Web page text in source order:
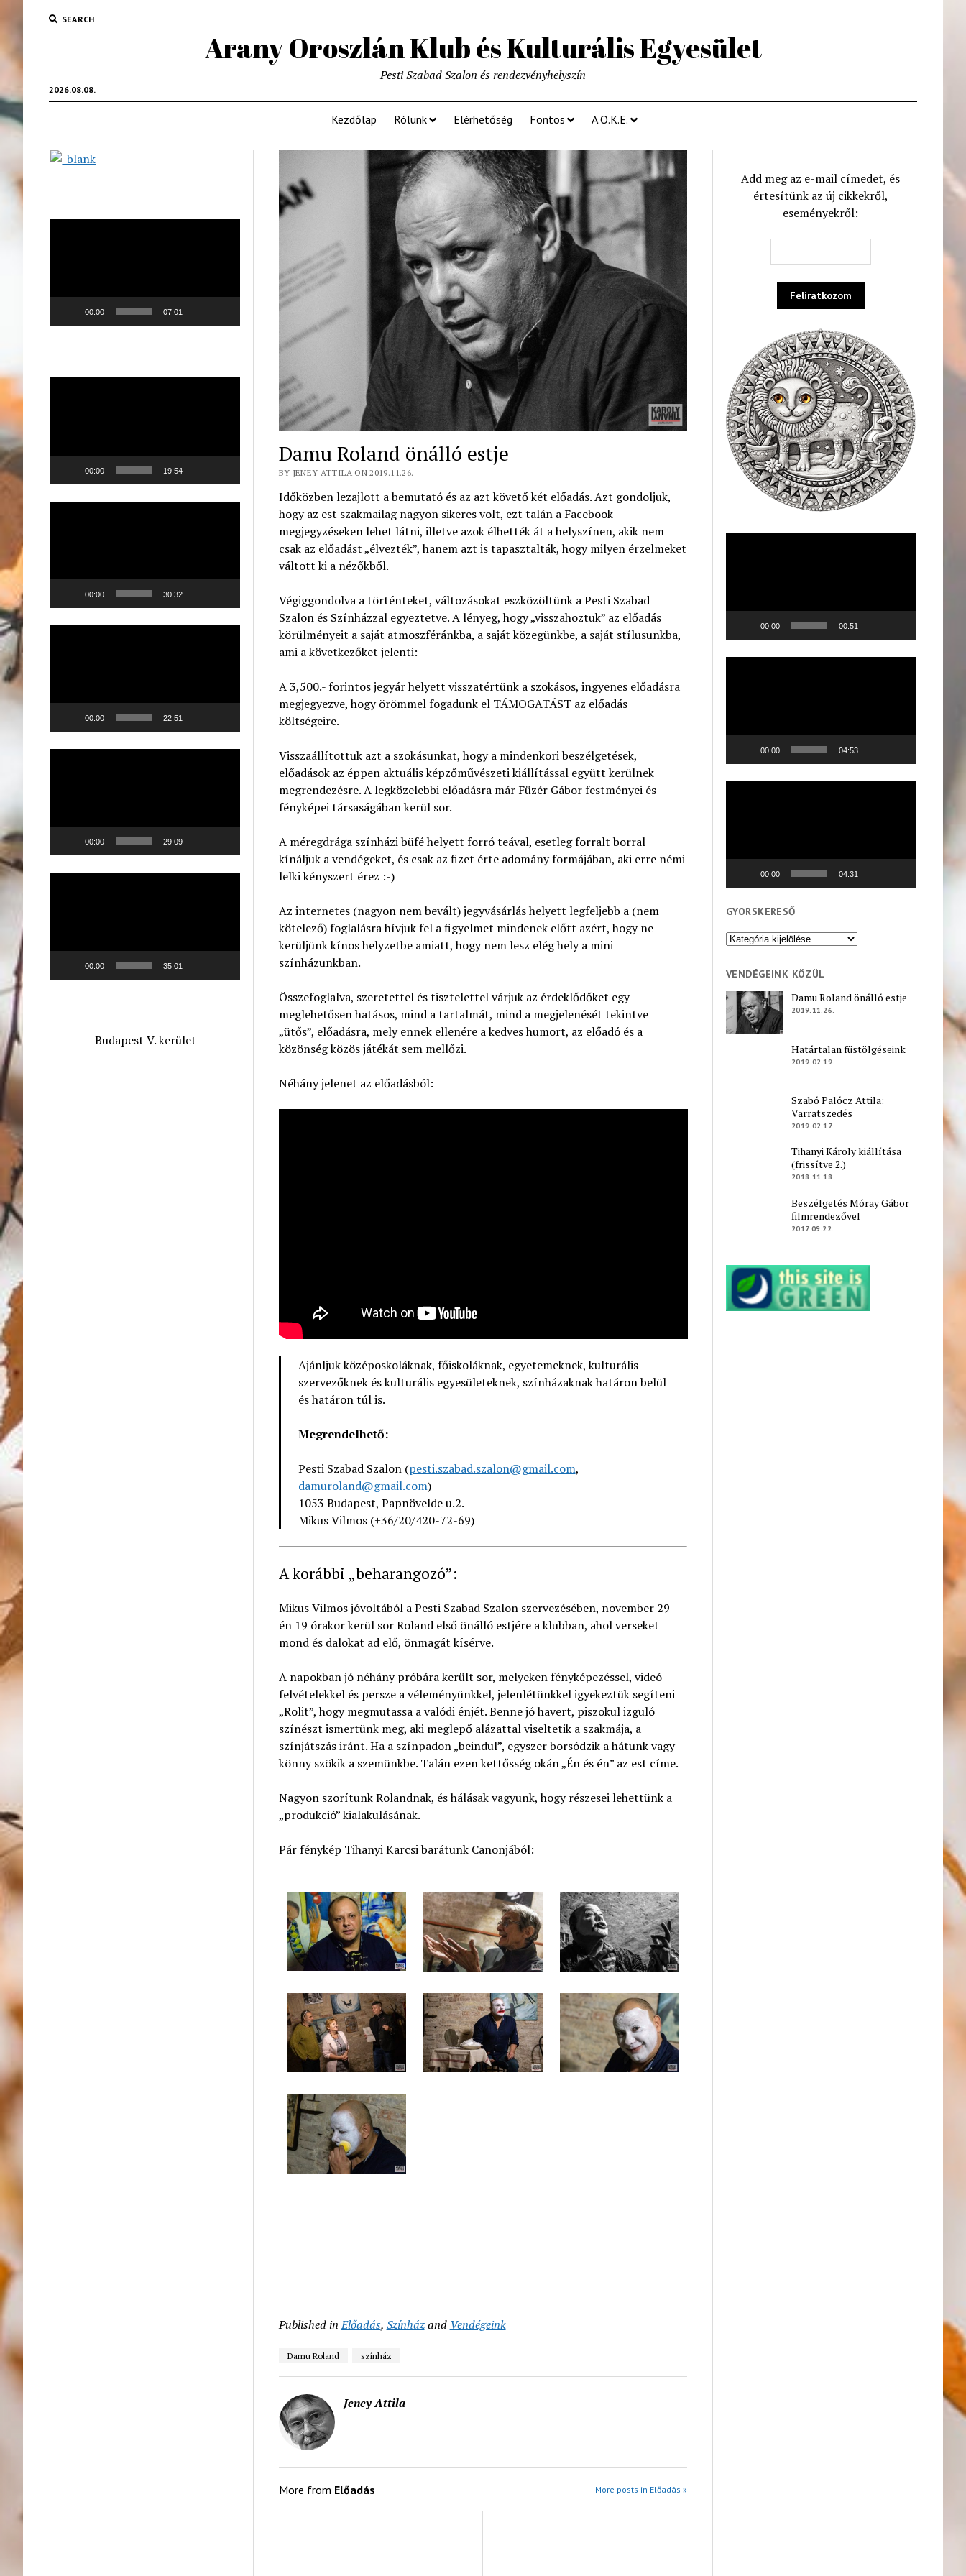
SEARCH
Arany Oroszlán Klub és Kulturális Egyesület
2026.08.08.
Pesti Szabad Szalon és rendezvényhelyszín
Kezdőlap Rólunk Elérhetőség Fontos A.O.K.E.
00:00 07:01
00:00 19:54
00:00 30:32
00:00 22:51
00:00 29:09
00:00 35:01
Budapest V. kerület
Damu Roland önálló estje
BY JENEY ATTILA ON 2019.11.26.
Időközben lezajlott a bemutató és az azt követő két előadás. Azt gondoljuk,
hogy az est szakmailag nagyon sikeres volt, ezt talán a Facebook
megjegyzéseken lehet látni, illetve azok élhették át a helyszínen, akik nem
csak az előadást „élvezték”, hanem azt is tapasztalták, hogy milyen érzelmeket
váltott ki a nézőkből.
Végiggondolva a történteket, változásokat eszközöltünk a Pesti Szabad
Szalon és Színházzal egyeztetve. A lényeg, hogy „visszahoztuk” az előadás
körülményeit a saját atmoszféránkba, a saját közegünkbe, a saját stílusunkba,
ami a következőket jelenti:
A 3,500.- forintos jegyár helyett visszatértünk a szokásos, ingyenes előadásra
megjegyezve, hogy örömmel fogadunk el TÁMOGATÁST az előadás
költségeire.
Visszaállítottuk azt a szokásunkat, hogy a mindenkori beszélgetések,
előadások az éppen aktuális képzőművészeti kiállítással együtt kerülnek
megrendezésre. A legközelebbi előadásra már Füzér Gábor festményei és
fényképei társaságában kerül sor.
A méregdrága színházi büfé helyett forró teával, esetleg forralt borral
kínáljuk a vendégeket, és csak az fizet érte adomány formájában, aki erre némi
lelki kényszert érez :-)
Az internetes (nagyon nem bevált) jegyvásárlás helyett legfeljebb a (nem
kötelező) foglalásra hívjuk fel a figyelmet mindenek előtt azért, hogy ne
kerüljünk kínos helyzetbe amiatt, hogy nem lesz elég hely a mini
színházunkban.
Összefoglalva, szeretettel és tisztelettel várjuk az érdeklődőket egy
meglehetősen hatásos, mind a tartalmát, mind a megjelenését tekintve
„ütős”, előadásra, mely ennek ellenére a kedves humort, az előadó és a
közönség közös játékát sem mellőzi.
Néhány jelenet az előadásból:
Ajánljuk középoskoláknak, főiskoláknak, egyetemeknek, kulturális
szervezőknek és kulturális egyesületeknek, színházaknak határon belül
és határon túl is.
Megrendelhető:
Pesti Szabad Szalon (pesti.szabad.szalon@gmail.com,
damuroland@gmail.com)
1053 Budapest, Papnövelde u.2.
Mikus Vilmos (+36/20/420-72-69)
A korábbi „beharangozó”:
Mikus Vilmos jóvoltából a Pesti Szabad Szalon szervezésében, november 29-
én 19 órakor kerül sor Roland első önálló estjére a klubban, ahol verseket
mond és dalokat ad elő, önmagát kísérve.
A napokban jó néhány próbára került sor, melyeken fényképezéssel, videó
felvételekkel és persze a véleményünkkel, jelenlétünkkel igyekeztük segíteni
„Rolit”, hogy megmutassa a valódi énjét. Benne jó havert, piszokul izguló
színészt ismertünk meg, aki meglepő alázattal viseltetik a szakmája, a
színjátszás iránt. Ha a színpadon „beindul”, egyszer borsódzik a hátunk vagy
könny szökik a szemünkbe. Talán ezen kettősség okán „Én és én” az est címe.
Nagyon szorítunk Rolandnak, és hálásak vagyunk, hogy részesei lehettünk a
„produkció” kialakulásának.
Pár fénykép Tihanyi Karcsi barátunk Canonjából:
Published in Előadás, Színházand Vendégeink
Damu Roland színház
Jeney Attila
More from Előadás More posts in Előadás »
Add meg az e-mail címedet, és
értesítünk az új cikkekről,
eseményekről:
00:00 00:51
00:00 04:53
00:00 04:31
GYORSKERESŐ
Gyorskereső
VENDÉGEINK KÖZÜL
Damu Roland önálló estje
2019.11.26.
Határtalan füstölgéseink
2019.02.19.
Szabó Palócz Attila:
Varratszedés
2019.02.17.
Tihanyi Károly kiállítása
(frissítve 2.)
2018.11.18.
Beszélgetés Móray Gábor
filmrendezővel
2017.09.22.